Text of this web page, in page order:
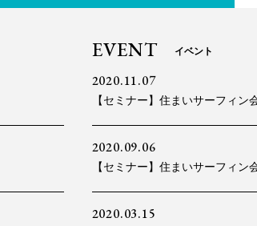
EVENT イベント
2020.11.07
【セミナー】住まいサーフィ
2020.09.06
【セミナー】住まいサーフィン
2020.03.15